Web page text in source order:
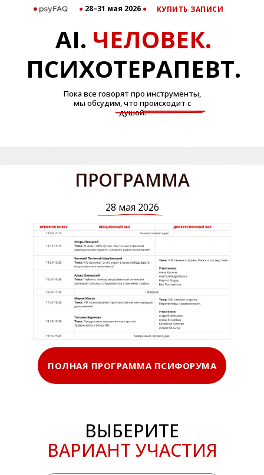
КУПИТЬ ЗАПИСИ
● 28–31 мая 2026 ●
АІ. ЧЕЛОВЕК.
ПСИХОТЕРАПЕВТ.
Пока все говорят про инструменты,
мы обсудим, что происходит с
душой.
ПРОГРАММА
28 мая 2026
ПОЛНАЯ ПРОГРАММА ПСИФОРУМА
ВЫБЕРИТЕ
ВАРИАНТ УЧАСТИЯ